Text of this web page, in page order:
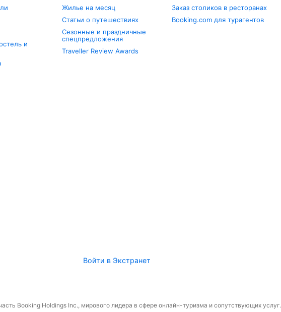
и
Жилье на месяц
Статьи о путешествиях
Сезонные и праздничные
спецпредложения
Traveller Review Awards
Заказ столиков в ресторанах
Booking.com для турагентов
Войти в Экстранет
Booking Holdings Inc., мирового лидера в сфере онлайн-туризма и сопутствующих услуг.